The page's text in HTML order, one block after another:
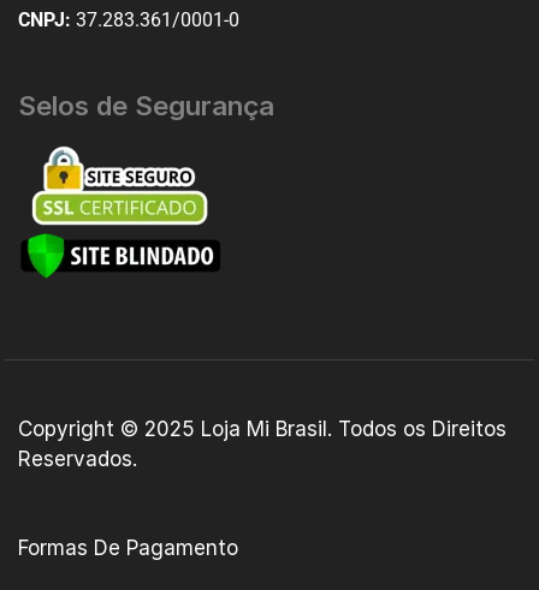
CNPJ: 37.283.361/0001-0
Selos de Segurança
Copyright © 2025 Loja Mi Brasil . Todos os Direitos
Reservados.
Formas De Pagamento